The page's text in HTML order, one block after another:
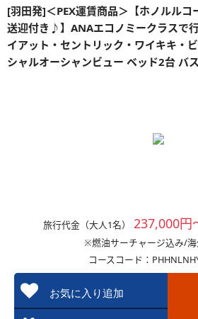
[羽田発]＜PEX運賃商品＞【ホノルルコ
送迎付き♪】ANAエコノミークラスで
イアット・セントリック・ワイキキ・
シャルオーシャンビュー ベッド2台 バ
旅行代金（大人1名） 237,000円
※燃油サーチャージ込み/海
コースコード：
お気に入り追加